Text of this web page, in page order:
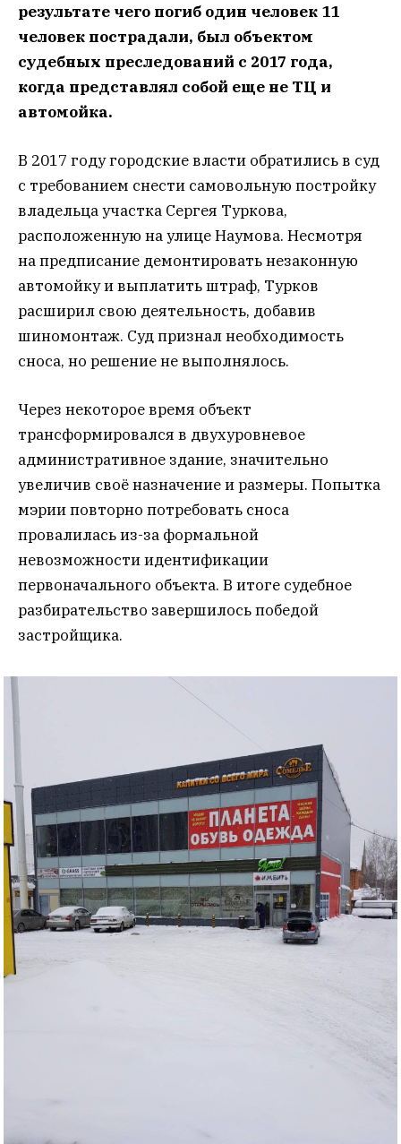
результате чего погиб один человек 11
человек пострадали, был объектом
судебных преследований с 2017 года,
когда представлял собой еще не ТЦ и
автомойка.
В 2017 году городские власти обратились в суд
с требованием снести самовольную постройку
владельца участка Сергея Туркова,
расположенную на улице Наумова. Несмотря
на предписание демонтировать незаконную
автомойку и выплатить штраф, Турков
расширил свою деятельность, добавив
шиномонтаж. Суд признал необходимость
сноса, но решение не выполнялось.
Через некоторое время объект
трансформировался в двухуровневое
административное здание, значительно
увеличив своё назначение и размеры. Попытка
мэрии повторно потребовать сноса
провалилась из-за формальной
невозможности идентификации
первоначального объекта. В итоге судебное
разбирательство завершилось победой
застройщика.